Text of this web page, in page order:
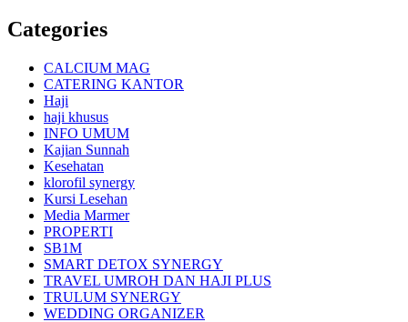
Categories
CALCIUM MAG
CATERING KANTOR
Haji
haji khusus
INFO UMUM
Kajian Sunnah
Kesehatan
klorofil synergy
Kursi Lesehan
Media Marmer
PROPERTI
SB1M
SMART DETOX SYNERGY
TRAVEL UMROH DAN HAJI PLUS
TRULUM SYNERGY
WEDDING ORGANIZER